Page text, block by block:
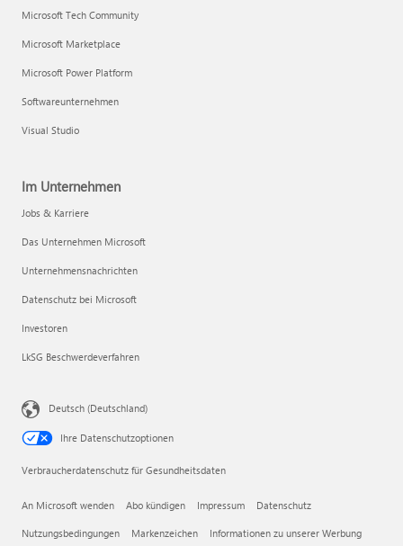
Microsoft Tech Community
Microsoft Marketplace
Microsoft Power Platform
Softwareunternehmen
Visual Studio
Im Unternehmen
Jobs & Karriere
Das Unternehmen Microsoft
Unternehmensnachrichten
Datenschutz bei Microsoft
Investoren
LkSG Beschwerdeverfahren
Deutsch (Deutschland)
Ihre Datenschutzoptionen
Verbraucherdatenschutz für Gesundheitsdaten
An Microsoft wenden Abo kündigen Impressum Datenschutz
Nutzungsbedingungen Markenzeichen Informationen zu unserer Werbung